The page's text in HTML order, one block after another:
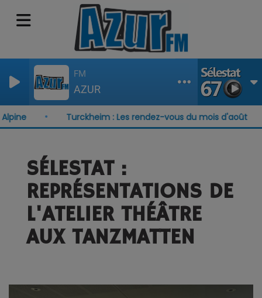
FM
AZUR
Turckheim : Les rendez-vous du mois d'août
SÉLESTAT :
REPRÉSENTATIONS DE
L'ATELIER THÉÂTRE
AUX TANZMATTEN